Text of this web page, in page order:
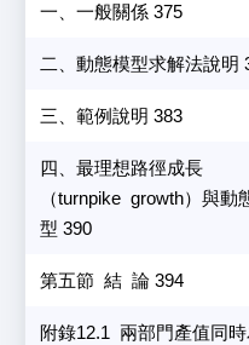
一、一般關係 375
二、動態模型求解法說明
三、範例說明 383
四、最理想路徑成長
（turnpike growth）與動
型 390
第五節 結 論 394
附錄12.1 兩部門產值同